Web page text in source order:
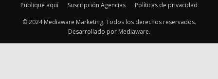
Publique aquí Suscripción Agencias Políticas de privacidad
© 2024 Mediaware Marketing. Todos los derechos reservados.
Desarrollado por Mediaware.